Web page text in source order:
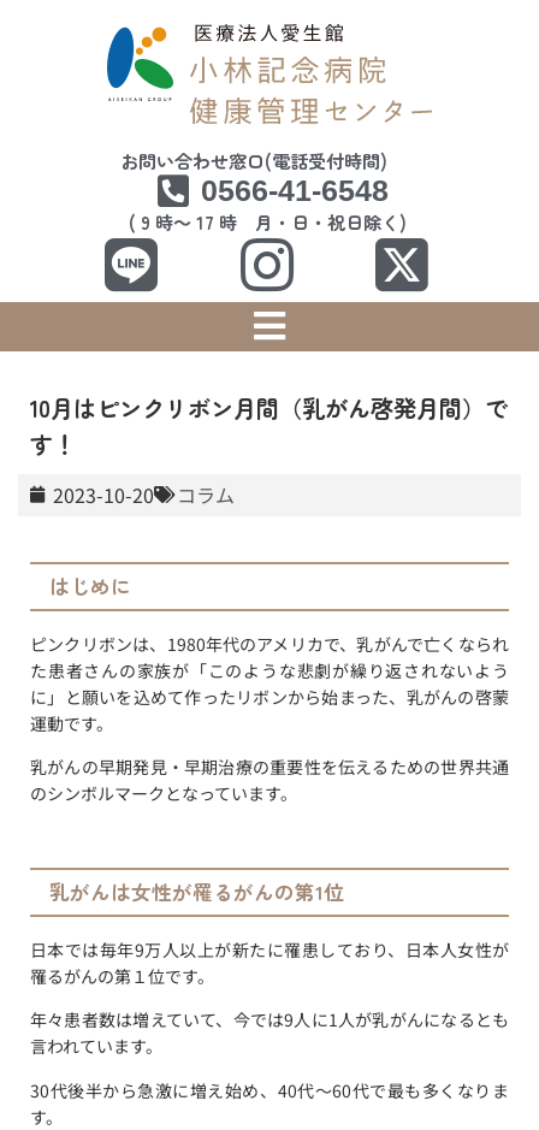
お問い合わせ窓口(電話受付時間)
0566-41-6548
( 9 時～ 17 時 月・日・祝日除く)
10月はピンクリボン月間（乳がん啓発月間）で
す！
2023-10-20 コラム
はじめに
ピンクリボンは、1980年代のアメリカで、乳がんで亡くなられ
た患者さんの家族が「このような悲劇が繰り返されないよう
に」と願いを込めて作ったリボンから始まった、乳がんの啓蒙
運動です。
乳がんの早期発見・早期治療の重要性を伝えるための世界共通
のシンボルマークとなっています。
乳がんは女性が罹るがんの第1位
日本では毎年9万人以上が新たに罹患しており、日本人女性が
罹るがんの第１位です。
年々患者数は増えていて、今では9人に1人が乳がんになるとも
言われています。
30代後半から急激に増え始め、40代～60代で最も多くなりま
す。